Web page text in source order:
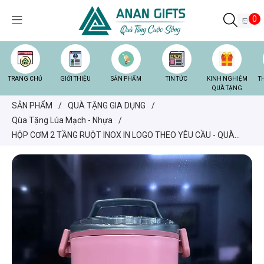
0
TRANG CHỦ GIỚI THIỆU SẢN PHẨM TIN TỨC
KINH NGHIỆM
QUÀ TẶNG
SẢN PHẨM / QUÀ TẶNG GIA DỤNG
/
Qùa Tặng Lúa Mạch - Nhựa
/
HỘP CƠM 2 TẦNG RUỘT INOX IN LOGO THEO YÊU CẦU - QUÀ